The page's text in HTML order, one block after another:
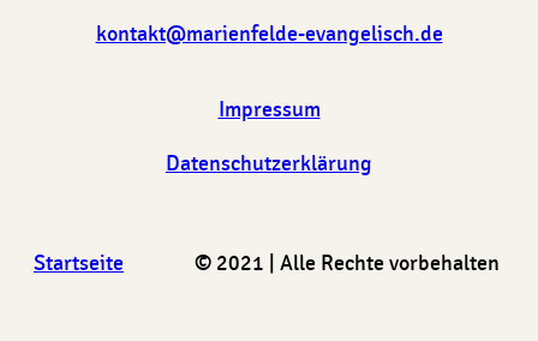
kontakt@marienfelde-evangelisch.de
Impressum
Datenschutzerklärung
Startseite © 2021 | Alle Rechte vorbehalten